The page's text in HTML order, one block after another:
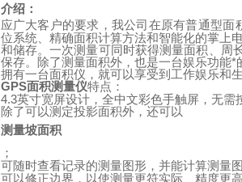
介绍：
应广大客户的要求，我公司在原有普通型
位系统、精确面积计算方法和智能化的掌上
和储存。一次测量可同时获得测量面积、周
保存。除了测量面积外，也是一台娱乐功能
拥有一台面积仪，就可以享受到工作娱乐和
GPS面积测量仪特点：
4.3英寸宽屏设计，全中文彩色手触屏，无需
除了可以测定投影面积外，还可以
测量坡面积
；
可随时查看记录的测量图形，并能计算测量
可以修正边界，以使测量更符实际、精度更高